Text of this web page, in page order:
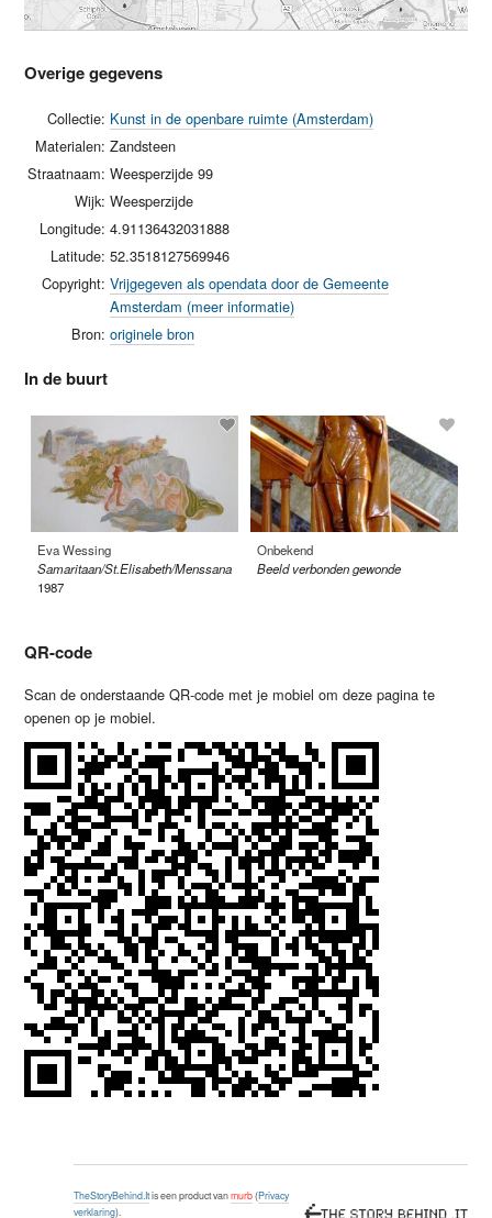
Overige gegevens
Collectie: Kunst in de openbare ruimte (Amsterdam)
Materialen: Zandsteen
Straatnaam: Weesperzijde 99
Wijk: Weesperzijde
Longitude: 4.91136432031888
Latitude: 52.3518127569946
Copyright: Vrijgegeven als opendata door de Gemeente
Amsterdam (meer informatie)
Bron: originele bron
In de buurt
Eva Wessing
Samaritaan/St.Elisabeth/Menssana
1987
Onbekend
Beeld verbonden gewonde
QR-code
Scan de onderstaande QR-code met je mobiel om deze pagina te
openen op je mobiel.
TheStoryBehind.Itis een product vanmurb(Privacy
verklaring).